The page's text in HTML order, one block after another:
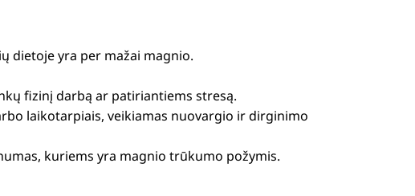
dietoje yra per mažai magnio.
fizinį darbą ar patiriantiems stresą.
laikotarpiais, veikiamas nuovargio ir dirginimo
kuriems yra magnio trūkumo požymis.